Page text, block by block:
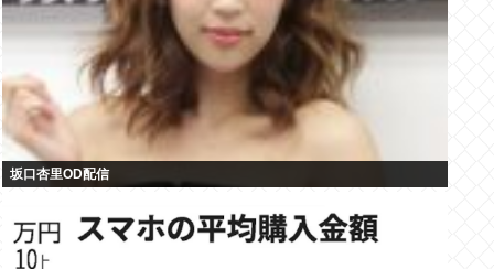
坂口杏里OD配信